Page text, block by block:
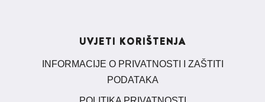
UVJETI KORIŠTENJA
INFORMACIJE O PRIVATNOSTI I ZAŠTITI
PODATAKA